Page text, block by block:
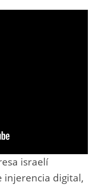
israelí
injerencia digital,